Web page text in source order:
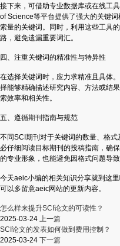
接下来，可借助专业数据库或在线工
of Science等平台提供了强大的关键
索量的关键词。同时，利用这些工具
路，避免遗漏重要词汇。
四、注重关键词的精准性与特异性
在选择关键词时，应力求精准且具体
择能够精确描述研究内容、方法或结
索效率和相关性。
五、遵循期刊 指南与规范
不同SCI期刊对于关键词的数量、格
必仔细阅读目标期刊的投稿指南，确
的专业形象，也能避免因格式问题导致
今天aeic小编的相关知识分享就到这
可以多留意aeic网站的更新内容。
怎么样来提升SCI论文的可读性？
2025-03-24 上一篇
SCI论文的发表如何做到费用控制？
2025-03-24 下一篇